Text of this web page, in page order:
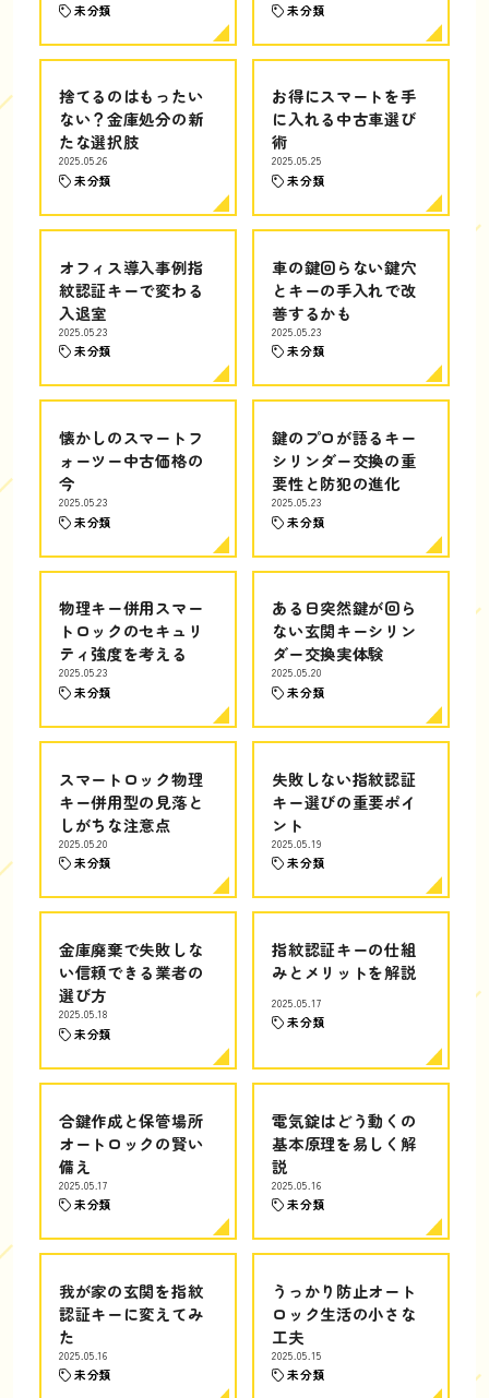
未分類 未分類
捨てるのはもったい
ない？金庫処分の新
たな選択肢
2025.05.26
未分類
お得にスマートを手
に入れる中古車選び
術
2025.05.25
未分類
オフィス導入事例指
紋認証キーで変わる
入退室
2025.05.23
未分類
車の鍵回らない鍵穴
とキーの手入れで改
善するかも
2025.05.23
未分類
懐かしのスマートフ
ォーツー中古価格の
今
2025.05.23
未分類
鍵のプロが語るキー
シリンダー交換の重
要性と防犯の進化
2025.05.23
未分類
物理キー併用スマー
トロックのセキュリ
ティ強度を考える
2025.05.23
未分類
ある日突然鍵が回ら
ない玄関キーシリン
ダー交換実体験
2025.05.20
未分類
スマートロック物理
キー併用型の見落と
しがちな注意点
2025.05.20
未分類
失敗しない指紋認証
キー選びの重要ポイ
ント
2025.05.19
未分類
金庫廃棄で失敗しな
い信頼できる業者の
選び方
2025.05.18
未分類
指紋認証キーの仕組
みとメリットを解説
2025.05.17
未分類
合鍵作成と保管場所
オートロックの賢い
備え
2025.05.17
未分類
電気錠はどう動くの
基本原理を易しく解
説
2025.05.16
未分類
我が家の玄関を指紋
認証キーに変えてみ
た
2025.05.16
未分類
うっかり防止オート
ロック生活の小さな
工夫
2025.05.15
未分類